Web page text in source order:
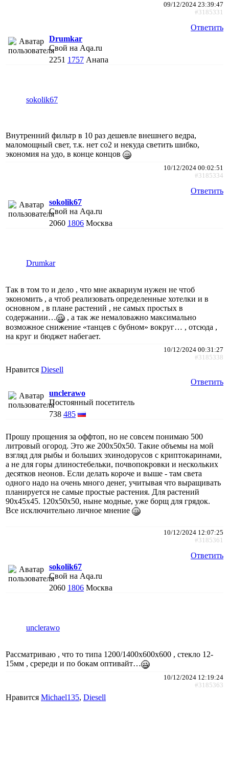
09/12/2024 23:39:47
#3185331
Ответить
Drumkar
Свой на Aqa.ru
2251 1757 Анапа
sokolik67
Внутренний фильтр в 10 раз дешевле внешнего ведра,
маломощный свет, т.к. нет со2 и некуда светить шибко,
экономия на удо, в конце концов
10/12/2024 00:02:51
#3185334
Ответить
sokolik67
Свой на Aqa.ru
2060 1806 Москва
Drumkar
Так в том то и дело , что мне аквариум нужен не чтоб
экономить , а чтоб реализовать определенные хотелки и в
основном , в плане растений , не самых простых в
содержании…
, а так же немаловажно максимально
возможное снижение «танцев с бубном» вокруг… , отсюда ,
на круг и бюджет набегает.
10/12/2024 00:31:27
#3185338
Нравится Diesell
Ответить
unclerawo
Постоянный посетитель
738 485
Прошу прощения за оффтоп, но не совсем понимаю 500
литровый огород. Это же 200х50х50. Такие объемы на мой
взгляд для рыбы и больших эхинодорусов с криптокаринами,
а не для горы длиностебельки, почвопокровки и нескольких
десятков неонов. Если делать короче и выше - там света
одного надо на очень много денег, учитывая что выращивать
планируется не самые простые растения. Для растений
90х45х45. 120х50х50, ныне модные, уже борщ для грядок.
Все исключительно личное мнение
10/12/2024 12:07:25
#3185361
Ответить
sokolik67
Свой на Aqa.ru
2060 1806 Москва
unclerawo
Рассматриваю , что то типа 1200/1400х600х600 , стекло 12-
15мм , сререди и по бокам оптивайт…
10/12/2024 12:19:24
#3185363
Нравится Michael135, Diesell